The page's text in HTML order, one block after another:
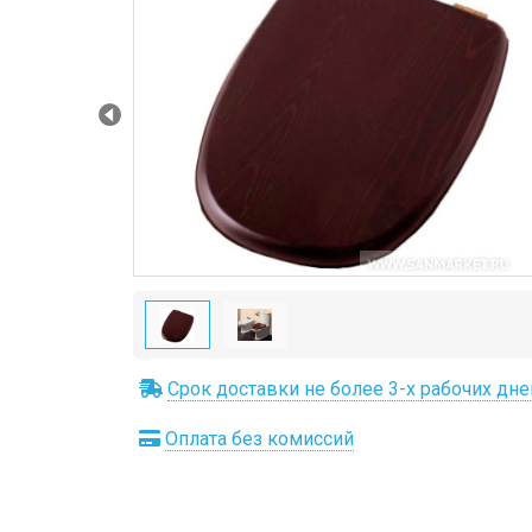
Срок доставки не более 3-х рабочих
Оплата без комиссий